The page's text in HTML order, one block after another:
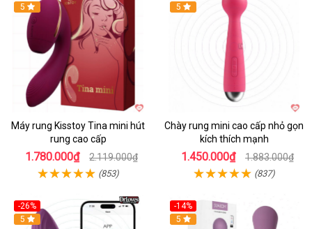
Hot
5
Máy rung Kisstoy Tina mini hút
rung cao cấp
1.780.000₫ 2.119.000₫
(853)
Hot
5
Chày rung mini cao cấp nhỏ gọn
kích thích mạnh
1.450.000₫ 1.883.000₫
(837)
-26%
Hot
5
-14%
Hot
5